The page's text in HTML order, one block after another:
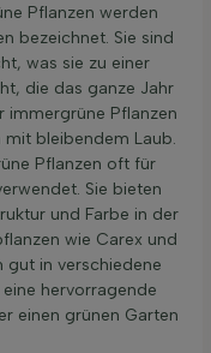
Pflanzen werden
bezeichnet. Sie sind
was sie zu einer
die das ganze Jahr
immergrüne Pflanzen
mit bleibendem Laub.
Pflanzen oft für
Sie bieten
und Farbe in der
wie Carex und
gut in verschiedene
hervorragende
einen grünen Garten